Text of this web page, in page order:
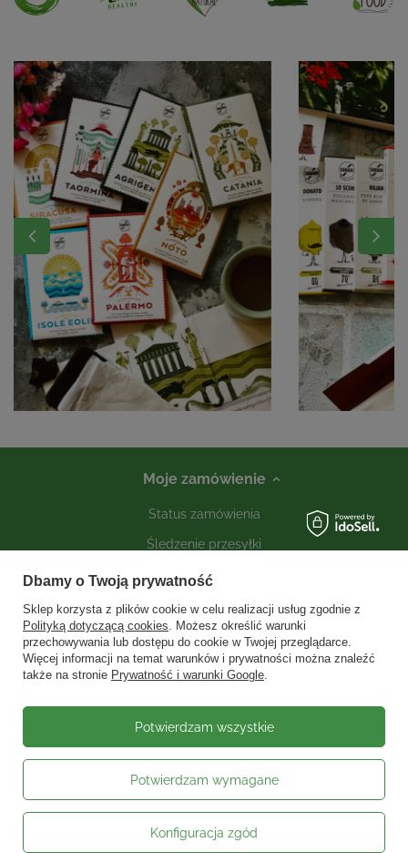
Moje zamówienie
Status zamówienia
Śledzenie przesyłki
Kontakt
Moje konto
Informacje
Social media
W sklepie prezentujemy ceny brutto (z VAT).Stawki VAT dla konsumentów z
Dbamy o Twoją prywatność
Sklep korzysta z plików cookie w celu realizacji usług zgodnie z
Polityką dotyczącą cookies. Możesz określić warunki
przechowywania lub dostępu do cookie w Twojej przeglądarce.
Więcej informacji na temat warunków i prywatności można znaleźć
także na stronie Prywatność i warunki Google.
Potwierdzam wymagane
Konfiguracja zgód
Potwierdzam wszystkie